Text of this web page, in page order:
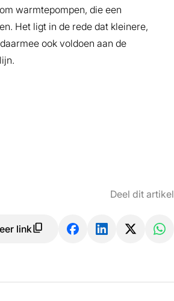
warmtepompen, die een
Het ligt in de rede dat kleinere,
ook voldoen aan de
Deel dit artikel
link